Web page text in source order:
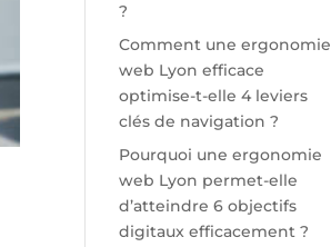
?
Comment une ergonomie
web Lyon efficace
optimise-t-elle 4 leviers
clés de navigation ?
Pourquoi une ergonomie
web Lyon permet-elle
d’atteindre 6 objectifs
digitaux efficacement ?